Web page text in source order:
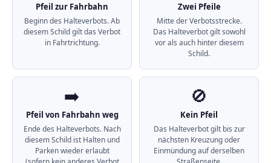
Pfeil zur Fahrbahn
Beginn des Halteverbots. Ab
diesem Schild gilt das Verbot
in Fahrtrichtung.
Zwei Pfeile
Mitte der Verbotsstrecke.
Das Halteverbot gilt sowohl
vor als auch hinter diesem
Schild.
➡️
Pfeil von Fahrbahn weg
Ende des Halteverbots. Nach
diesem Schild ist Halten und
Parken wieder erlaubt
🚫
Kein Pfeil
Das Halteverbot gilt bis zur
nächsten Kreuzung oder
Einmündung auf derselben